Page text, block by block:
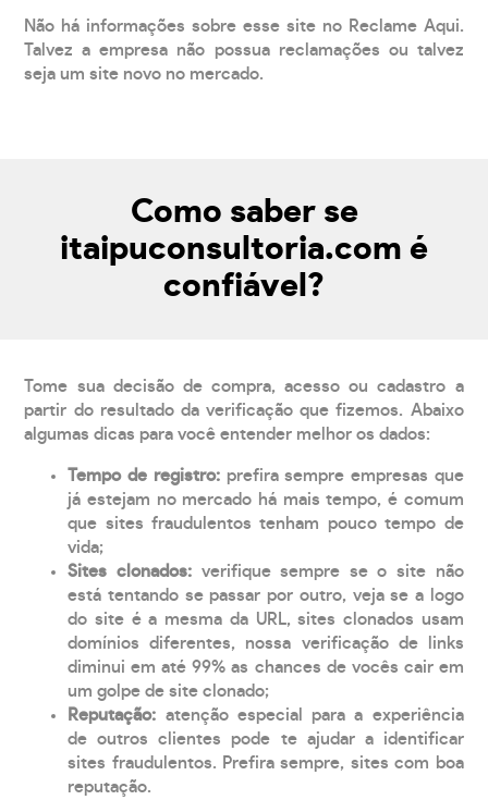
Não há informações sobre esse site no Reclame Aqui.
Talvez a empresa não possua reclamações ou talvez
seja um site novo no mercado.
Como saber se
itaipuconsultoria.com é
confiável?
Tome sua decisão de compra, acesso ou cadastro a
partir do resultado da verificação que fizemos. Abaixo
algumas dicas para você entender melhor os dados:
Tempo de registro: prefira sempre empresas que
já estejam no mercado há mais tempo, é comum
que sites fraudulentos tenham pouco tempo de
vida;
Sites clonados: verifique sempre se o site não
está tentando se passar por outro, veja se a logo
do site é a mesma da URL, sites clonados usam
domínios diferentes, nossa verificação de links
diminui em até 99% as chances de vocês cair em
um golpe de site clonado;
Reputação: atenção especial para a experiência
de outros clientes pode te ajudar a identificar
sites fraudulentos. Prefira sempre, sites com boa
reputação.